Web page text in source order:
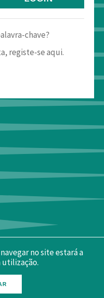
chave?
registe-se aqui.
no site estará a
utilização.